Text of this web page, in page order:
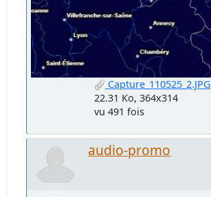
Capture_110525_2.JPG
22.31 Ko, 364x314
vu 491 fois
audio-promo